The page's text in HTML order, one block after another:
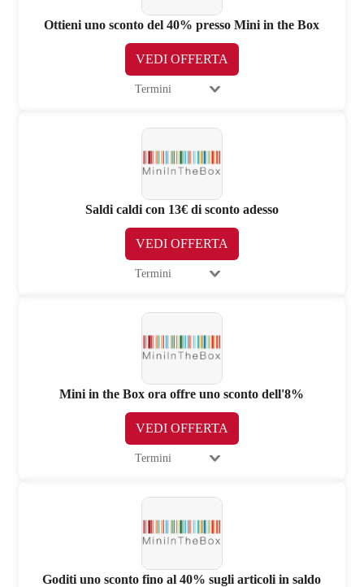
Ottieni uno sconto del 40% presso Mini in the Box
VEDI OFFERTA
Termini
Saldi caldi con 13€ di sconto adesso
VEDI OFFERTA
Termini
Mini in the Box ora offre uno sconto dell'8%
VEDI OFFERTA
Termini
Goditi uno sconto fino al 40% sugli articoli in saldo